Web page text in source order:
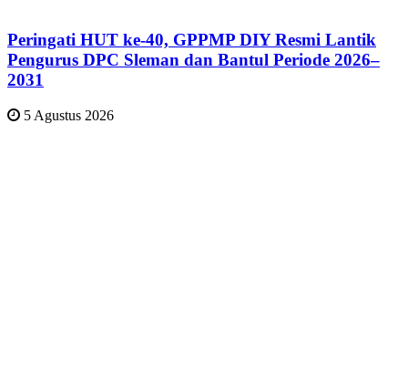
Peringati HUT ke-40, GPPMP DIY Resmi Lantik
Pengurus DPC Sleman dan Bantul Periode 2026–
2031
5 Agustus 2026